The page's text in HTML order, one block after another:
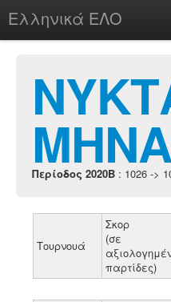
Ελληνικά ΕΛΟ
chesstu.be @ discord
Login
Περίοδος 2020B : 1026 ->
Τουρνουά
Σκορ
(σε
παρτίδες)